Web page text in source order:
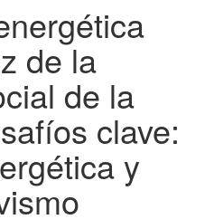
de la
de la
clave:
y